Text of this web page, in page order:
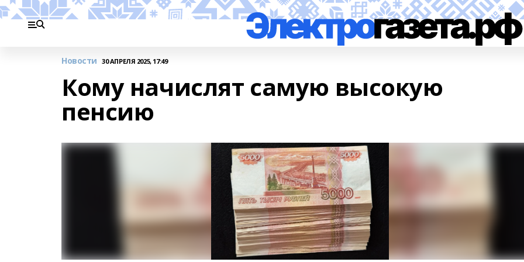
Новости 30 АПРЕЛЯ 2025, 17:49
Кому начислят самую высокую
пенсию